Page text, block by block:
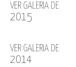
VER GALERIA DE
2015
VER GALERIA DE
2014